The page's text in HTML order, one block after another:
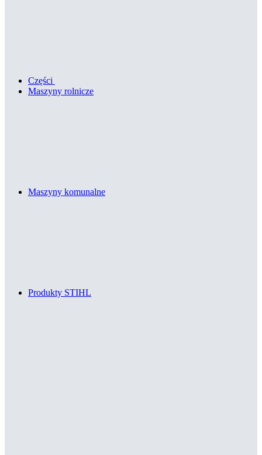
Części
Maszyny rolnicze
Maszyny komunalne
Produkty STIHL